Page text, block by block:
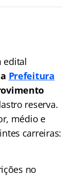
edital
a Prefeitura
reserva.
médio e
carreiras:
no